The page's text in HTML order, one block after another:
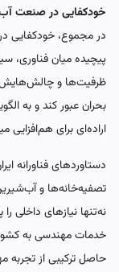
خودکفایی در صنعت
در مجموع، خودکفایی
پیچیده میان فناوری،
ظرفیت‌ها و چالش‌هایش،
بحران عبور کند و به
اراده‌ای برای
دستاوردهای فناورانه
تصفیه‌خانه‌ها و
نه‌تنها نیازهای داخلی
خدمات مهندسی به
حاصل ترکیبی از